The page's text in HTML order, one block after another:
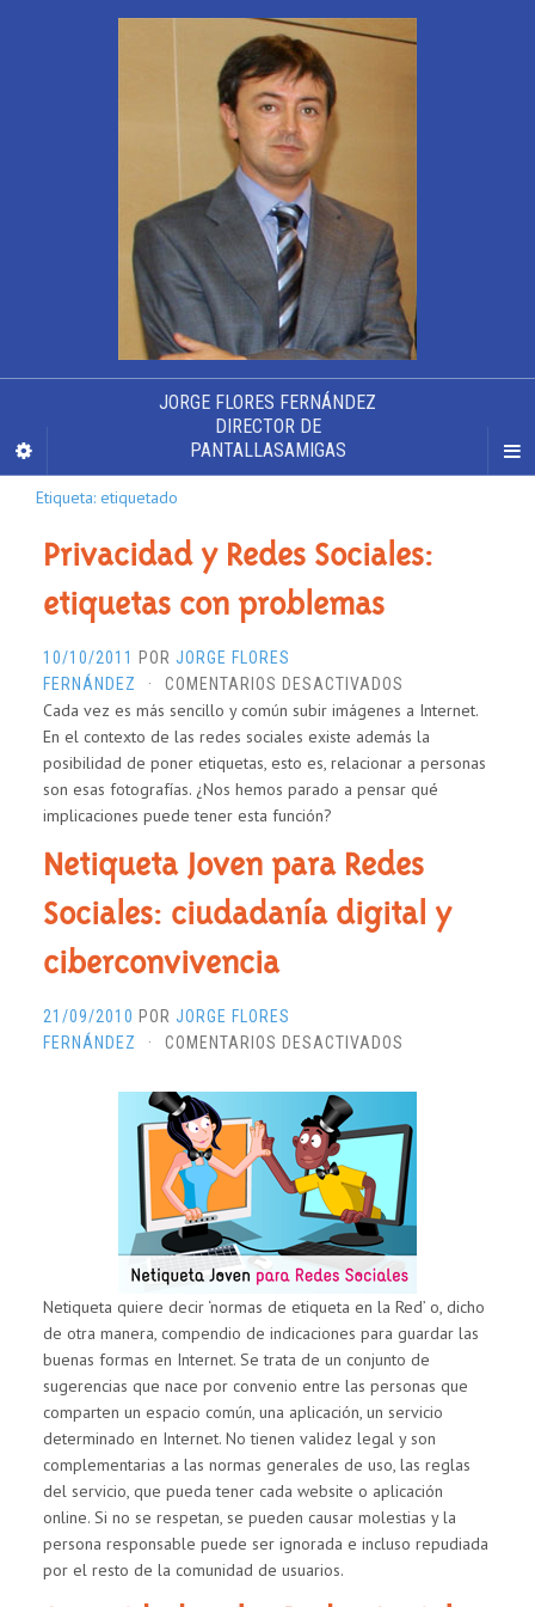
JORGE FLORES FERNÁNDEZ
DIRECTOR DE
PANTALLASAMIGAS
Etiqueta: etiquetado
Privacidad y Redes Sociales:
etiquetas con problemas
10/10/2011 POR JORGE FLORES
FERNÁNDEZ
· COMENTARIOS DESACTIVADOS
PRIVACIDAD
Y
REDES
SOCIALES:
PROBLEMAS
Cada vez es más sencillo y común subir imágenes a Internet.
En el contexto de las redes sociales existe además la
posibilidad de poner etiquetas, esto es, relacionar a personas
son esas fotografías. ¿Nos hemos parado a pensar qué
implicaciones puede tener esta función?
Netiqueta Joven para Redes
Sociales: ciudadanía digital y
ciberconvivencia
21/09/2010 POR JORGE FLORES
FERNÁNDEZ
· COMENTARIOS DESACTIVADOS
JOVEN
PARA
REDES
SOCIALES:
CIUDADANÍA
DIGITAL
Y
Netiqueta quiere decir ‘normas de etiqueta en la Red’ o, dicho
de otra manera, compendio de indicaciones para guardar las
buenas formas en Internet. Se trata de un conjunto de
sugerencias que nace por convenio entre las personas que
comparten un espacio común, una aplicación, un servicio
determinado en Internet. No tienen validez legal y son
complementarias a las normas generales de uso, las reglas
del servicio, que pueda tener cada website o aplicación
online. Si no se respetan, se pueden causar molestias y la
persona responsable puede ser ignorada e incluso repudiada
por el resto de la comunidad de usuarios.